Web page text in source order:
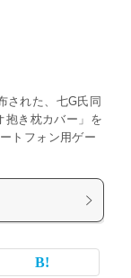
された、七G氏同
抱き枕カバー」を
トフォン用ゲー